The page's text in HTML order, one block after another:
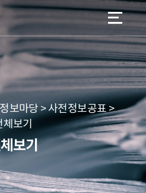
바로가기
바로가기
보마당 > 사전정보공표 >
보기
보기